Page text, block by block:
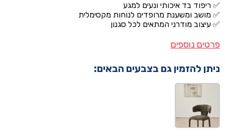
✅ ריפוד בד איכותי ונעים למגע
✅ מושב ומשענת מרופדים לנוחות מקסימלית
✅ עיצוב מודרני המתאים לכל סגנון
פרטים נוספים
ניתן להזמין גם בצבעים הבאים: